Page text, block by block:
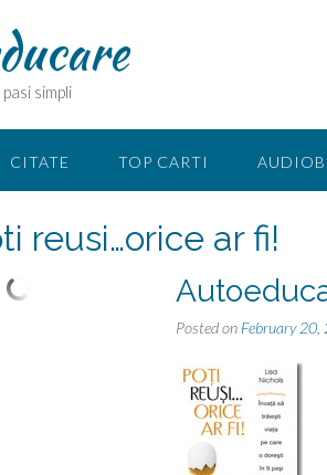
simpli
CITATE TOP CARTI
reusi…orice ar fi!
Posted on February 20,